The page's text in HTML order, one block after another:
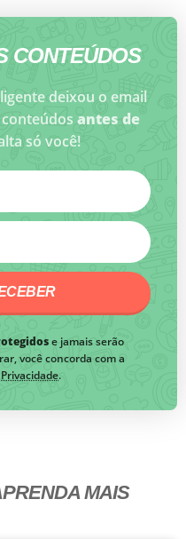
CONTEÚDOS
deixou o email
antes de
só você!
e jamais serão
você concorda com a
.
MAIS